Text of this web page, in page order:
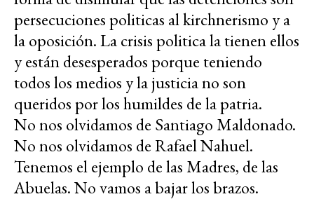
persecuciones politicas al kirchnerismo y a
la oposición. La crisis politica la tienen ellos
y están desesperados porque teniendo
todos los medios y la justicia no son
queridos por los humildes de la patria.
No nos olvidamos de Santiago Maldonado.
No nos olvidamos de Rafael Nahuel.
Tenemos el ejemplo de las Madres, de las
Abuelas. No vamos a bajar los brazos.